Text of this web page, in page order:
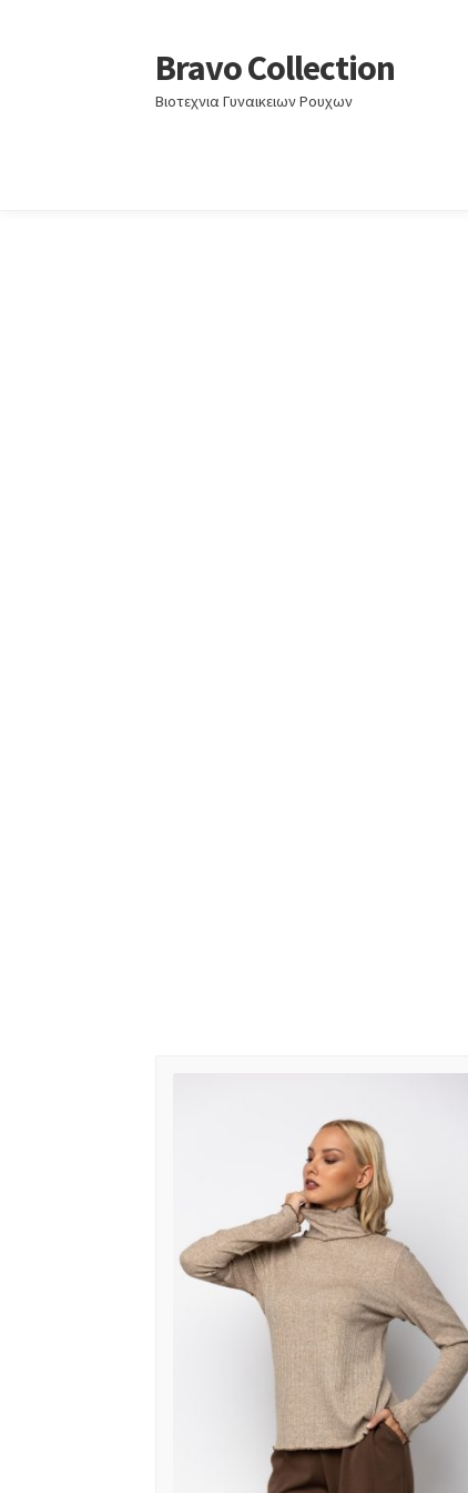
Skip
to
navigation
Skip
to
content
Bravo Collection
Βιοτεχνια Γυναικειων Ρουχων